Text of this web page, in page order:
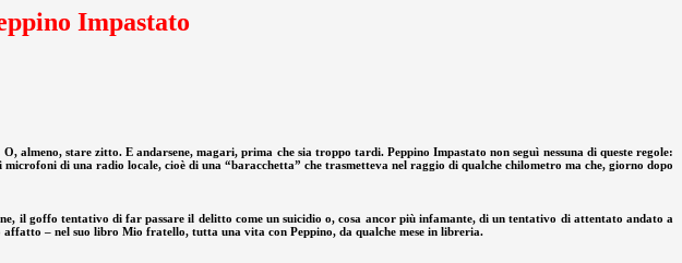
Impastato
stare zitto. E andarsene, magari, prima che sia troppo tardi. Peppino Impastato non seguì nessuna di queste regole:
di una radio locale, cioè di una “baracchetta” che trasmetteva nel raggio di qualche chilometro ma che, giorno dopo
il goffo tentativo di far passare il delitto come un suicidio o, cosa ancor più infamante, di un tentativo di attentato andato a
– nel suo libro Mio fratello, tutta una vita con Peppino, da qualche mese in libreria.